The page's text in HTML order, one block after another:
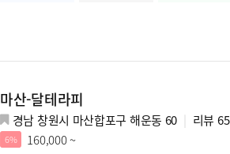
마산-달테라피
경남 창원시 마산합포구 해운동 60 리뷰 65
6% 160,000 ~